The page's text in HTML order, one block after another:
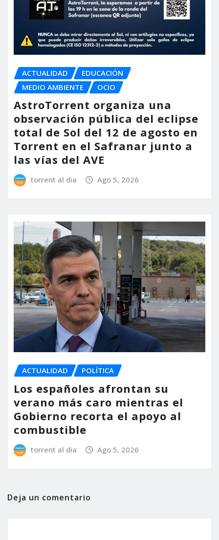
ACTUALIDAD
EDUCACIÓN
MEDIO AMBIENTE
OCIO
AstroTorrent organiza una
observación pública del eclipse
total de Sol del 12 de agosto en
Torrent en el Safranar junto a
las vías del AVE
torrent al dia Ago 5, 2026
ACTUALIDAD POLÍTICA
Los españoles afrontan su
verano más caro mientras el
Gobierno recorta el apoyo al
combustible
torrent al dia Ago 5, 2026
Deja un comentario